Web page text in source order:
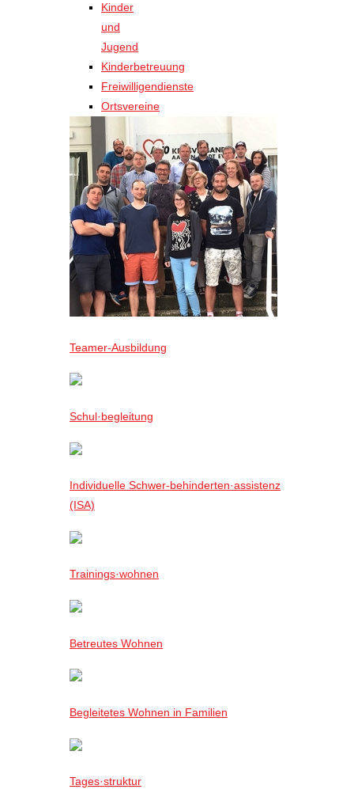
Kinder
und
Jugend
Kinderbetreuung
Freiwilligendienste
Ortsvereine
Teamer-Ausbildung
Schul·begleitung
Individuelle Schwer-behinderten·assistenz
(ISA)
Trainings·wohnen
Betreutes Wohnen
Begleitetes Wohnen in Familien
Tages·struktur